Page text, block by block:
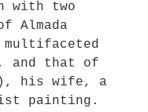
with two
Almada
multifaceted
and that of
his wife, a
painting.